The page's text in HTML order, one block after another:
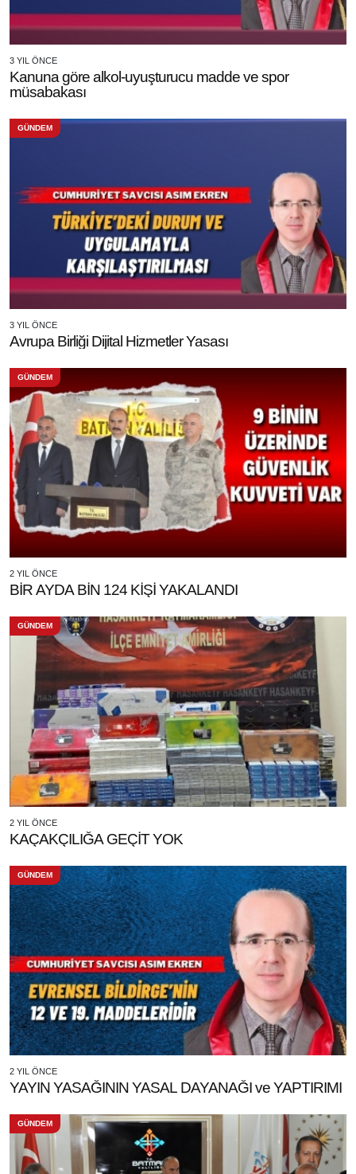
3 YIL ÖNCE
Kanuna göre alkol-uyuşturucu madde ve spor
müsabakası
GÜNDEM
3 YIL ÖNCE
Avrupa Birliği Dijital Hizmetler Yasası
GÜNDEM
2 YIL ÖNCE
BİR AYDA BİN 124 KİŞİ YAKALANDI
GÜNDEM
2 YIL ÖNCE
KAÇAKÇILIĞA GEÇİT YOK
GÜNDEM
2 YIL ÖNCE
YAYIN YASAĞININ YASAL DAYANAĞI ve YAPTIRIMI
GÜNDEM